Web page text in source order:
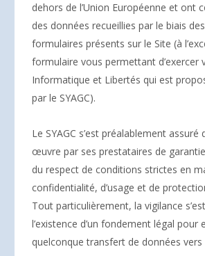
dehors de l’Union Européenne et ont
des données recueillies par le biais
formulaires présents sur le Site (à
formulaire vous permettant d’exercer
Informatique et Libertés qui est
par le SYAGC).
Le SYAGC s’est préalablement assuré
œuvre par ses prestataires de
du respect de conditions strictes en
confidentialité, d’usage et de
Tout particulièrement, la vigilance
l’existence d’un fondement légal pour
quelconque transfert de données vers